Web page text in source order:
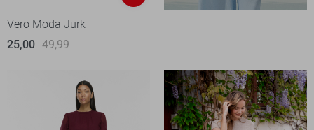
Vero Moda Jurk
25,00 49,99